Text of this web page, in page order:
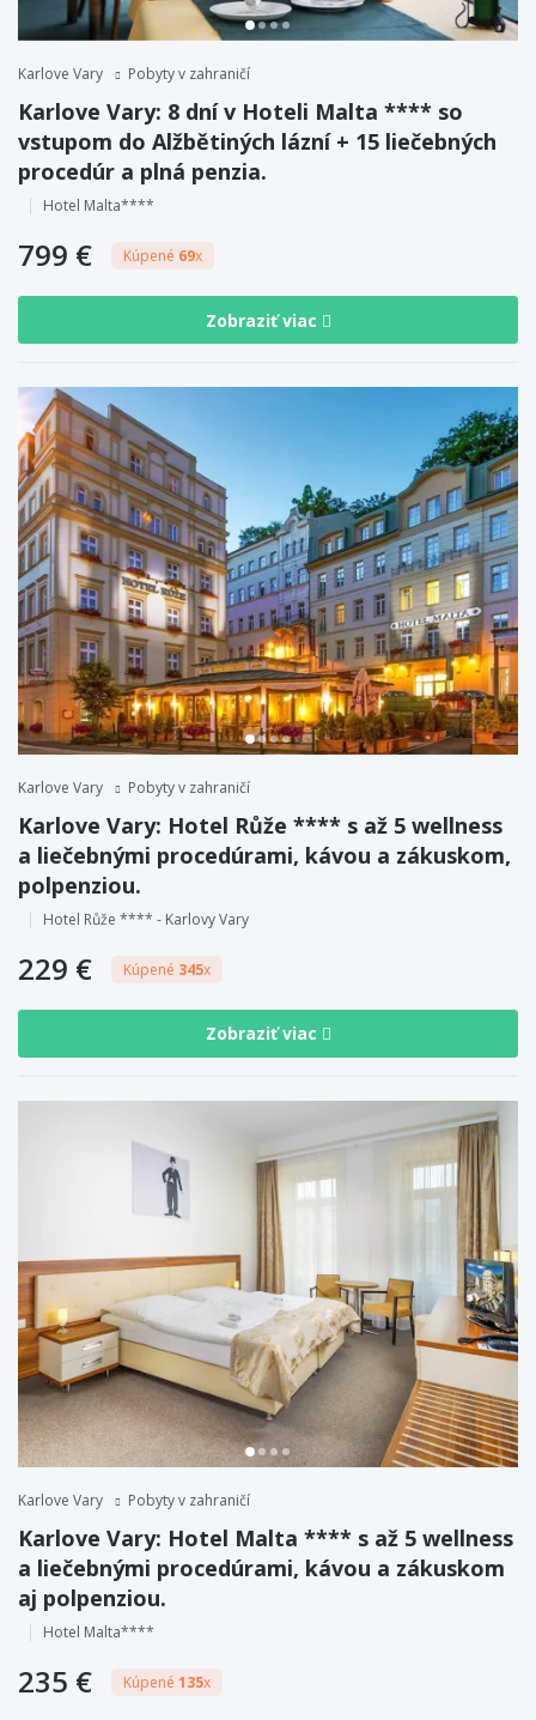
Karlove Vary Pobyty v zahraničí
Karlove Vary: 8 dní v Hoteli Malta **** so
vstupom do Alžbětiných lázní + 15 liečebných
procedúr a plná penzia.
Hotel Malta****
799 € Kúpené 69x
Zobraziť viac
Karlove Vary Pobyty v zahraničí
Karlove Vary: Hotel Růže **** s až 5 wellness
a liečebnými procedúrami, kávou a zákuskom,
polpenziou.
Hotel Růže **** - Karlovy Vary
229 € Kúpené 345x
Zobraziť viac
Karlove Vary Pobyty v zahraničí
Karlove Vary: Hotel Malta **** s až 5 wellness
a liečebnými procedúrami, kávou a zákuskom
aj polpenziou.
Hotel Malta****
235 € Kúpené 135x